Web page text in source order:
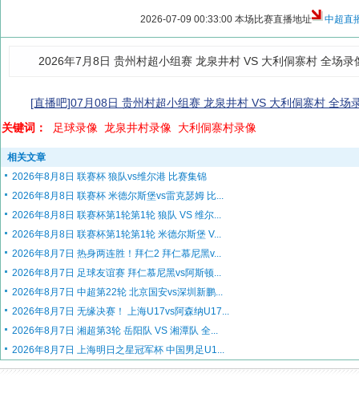
2026-07-09 00:33:00 本场比赛直播地址 中超直
2026年7月8日 贵州村超小组赛 龙泉井村 VS 大利侗寨村 全场录
[直播吧]07月08日 贵州村超小组赛 龙泉井村 VS 大利侗寨村 全场
关键词：
足球录像 龙泉井村录像 大利侗寨村录像
相关文章
2026年8月8日 联赛杯 狼队vs维尔港 比赛集锦
2026年8月8日 联赛杯 米德尔斯堡vs雷克瑟姆 比...
2026年8月8日 联赛杯第1轮第1轮 狼队 VS 维尔...
2026年8月8日 联赛杯第1轮第1轮 米德尔斯堡 V...
2026年8月7日 热身两连胜！拜仁2 拜仁慕尼黑v...
2026年8月7日 足球友谊赛 拜仁慕尼黑vs阿斯顿...
2026年8月7日 中超第22轮 北京国安vs深圳新鹏...
2026年8月7日 无缘决赛！ 上海U17vs阿森纳U17...
2026年8月7日 湘超第3轮 岳阳队 VS 湘潭队 全...
2026年8月7日 上海明日之星冠军杯 中国男足U1...